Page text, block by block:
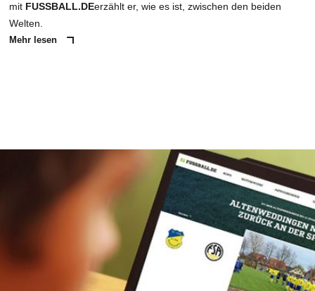
mit FUSSBALL.DEerzählt er, wie es ist, zwischen den beiden
Welten.
Mehr lesen